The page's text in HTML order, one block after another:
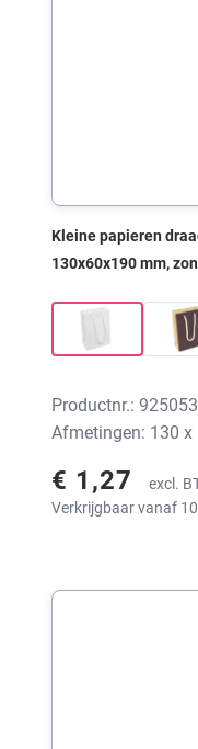
Kleine papieren
130x60x190 mm,
Productnr.:
Afmetingen: 130 x
€ 1,27
excl.
Verkrijgbaar vanaf